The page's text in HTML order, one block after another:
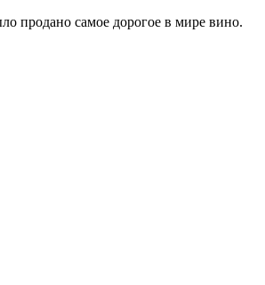
продано самое дорогое в мире вино.